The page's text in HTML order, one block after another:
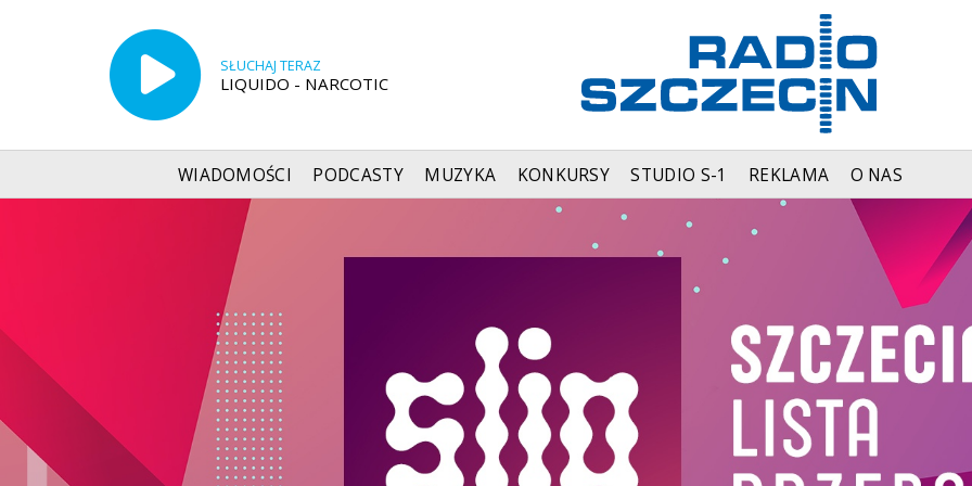
SŁUCHAJ TERAZ
LIQUIDO - NARCOTIC
WIADOMOŚCI PODCASTY MUZYKA KONKURSY STUDIO S-1 REKLAMA O NAS